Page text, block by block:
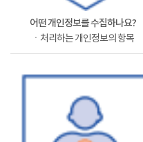
어떤 개인정보를 수집하나요?
ㆍ처리하는 개인정보의 항목